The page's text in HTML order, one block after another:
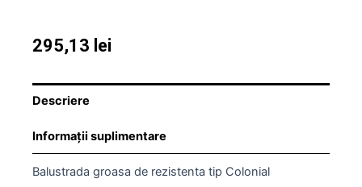
295,13 lei
Descriere
Informații suplimentare
Balustrada groasa de rezistenta tip Colonial